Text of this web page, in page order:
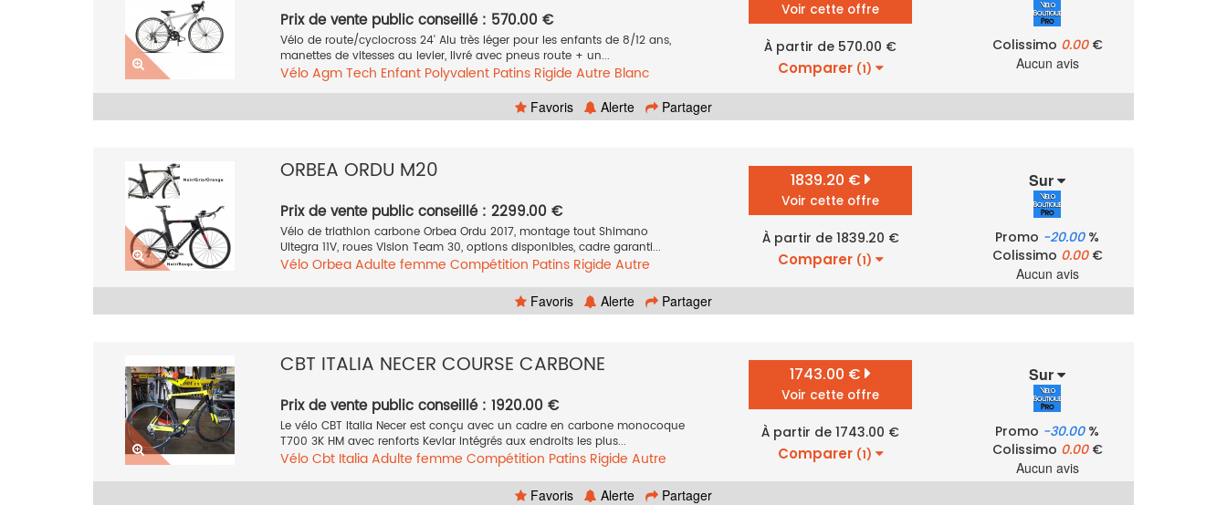
Prix de vente public conseillé : 570.00 €
Vélo de route/cyclocross 24' Alu très léger pour les enfants de 8/12 ans,
manettes de vitesses au levier, livré avec pneus route + un...
VéloAgm Tech Enfant Polyvalent Patins Rigide Autre Blanc
Voir cette offre
À partir de 570.00 €
Comparer (1)
Colissimo 0.00€
Aucun avis
Favoris Alerte Partager
ORBEA ORDU M20
Prix de vente public conseillé : 2299.00 €
Vélo de triathlon carbone Orbea Ordu 2017, montage tout Shimano
Ultegra 11V, roues Vision Team 30, options disponibles, cadre garanti...
VéloOrbeaAdulte femme Compétition Patins Rigide Autre
Rouge2017
1839.20 €
Voir cette offre
À partir de 1839.20 €
Comparer (1)
Sur
Promo -20.00%
Colissimo 0.00€
Aucun avis
Favoris
Alerte Partager
CBT ITALIA NECER COURSE CARBONE
Prix de vente public conseillé : 1920.00 €
Le vélo CBT Italia Necer est conçu avec un cadre en carbone monocoque
T700 3K HM avec renforts Kevlar intégrés aux endroits les plus...
VéloCbt ItaliaAdulte femme Compétition Patins Rigide Autre
Jaune
1743.00 €
Voir cette offre
À partir de 1743.00 €
Comparer (1)
Sur
Promo -30.00%
Colissimo 0.00€
Aucun avis
Favoris
Alerte Partager